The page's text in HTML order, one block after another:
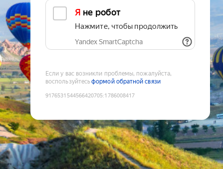
Я не робот
Нажмите, чтобы продолжить
Yandex SmartCaptcha
Если у вас возникли проблемы, пожалуйста,
воспользуйтесьформой обратной связи
9176531544566420705:1786008417